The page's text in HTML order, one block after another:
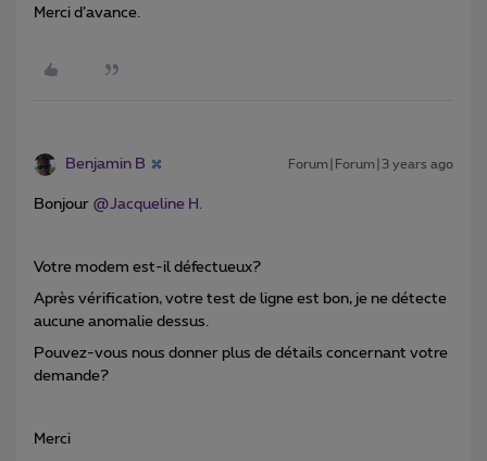
Merci d’avance.
Benjamin B Forum|Forum|3 years ago
Bonjour @Jacqueline H.
Votre modem est-il défectueux?
Après vérification, votre test de ligne est bon, je ne détecte
aucune anomalie dessus.
Pouvez-vous nous donner plus de détails concernant votre
demande?
Merci